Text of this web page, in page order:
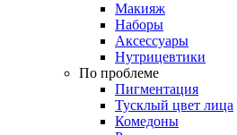
Макияж
Наборы
Аксессуары
Нутрицевтики
По проблеме
Пигментация
Тусклый цвет лица
Комедоны